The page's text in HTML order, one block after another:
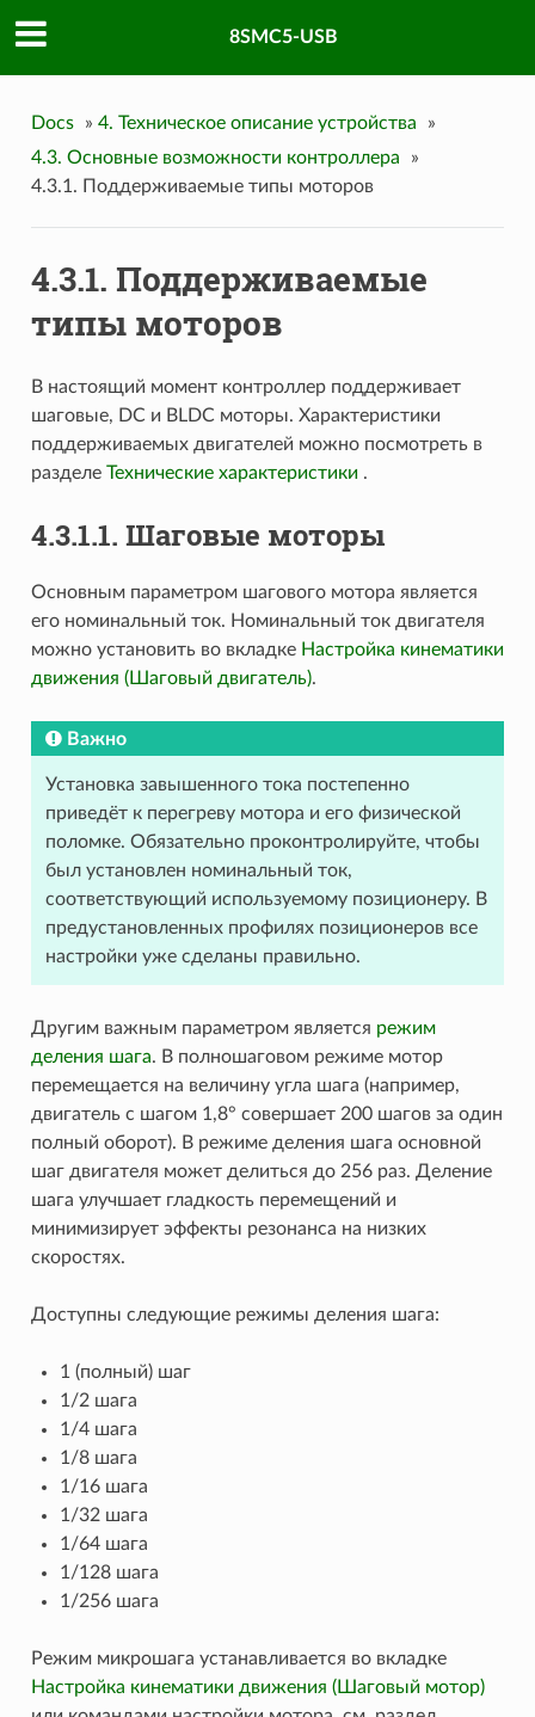
8SMC5-USB
Docs » 4. Техническое описание устройства
»
4.3. Основные возможности контроллера
»
4.3.1. Поддерживаемые типы моторов
4.3.1. Поддерживаемые
типы моторов
В настоящий момент контроллер поддерживает
шаговые, DC и BLDC моторы. Характеристики
поддерживаемых двигателей можно посмотреть в
разделе Технические характеристики .
4.3.1.1. Шаговые моторы
Основным параметром шагового мотора является
его номинальный ток. Номинальный ток двигателя
можно установить во вкладке Настройка кинематики
движения (Шаговый двигатель).
Важно
Установка завышенного тока постепенно
приведёт к перегреву мотора и его физической
поломке. Обязательно проконтролируйте, чтобы
был установлен номинальный ток,
соответствующий используемому позиционеру. В
предустановленных профилях позиционеров все
настройки уже сделаны правильно.
Другим важным параметром является режим
деления шага. В полношаговом режиме мотор
перемещается на величину угла шага (например,
двигатель с шагом 1,8° совершает 200 шагов за один
полный оборот). В режиме деления шага основной
шаг двигателя может делиться до 256 раз. Деление
шага улучшает гладкость перемещений и
минимизирует эффекты резонанса на низких
скоростях.
Доступны следующие режимы деления шага:
1 (полный) шаг
1/2 шага
1/4 шага
1/8 шага
1/16 шага
1/32 шага
1/64 шага
1/128 шага
1/256 шага
Режим микрошага устанавливается во вкладке
Настройка кинематики движения (Шаговый мотор)